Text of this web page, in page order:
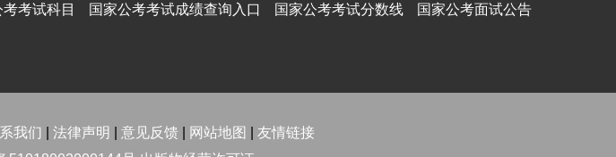
考考试科目 国家公考考试成绩查询入口 国家公考考试分数线 国家公考面试公告
我们 法律声明 意见反馈 网站地图
友情链接